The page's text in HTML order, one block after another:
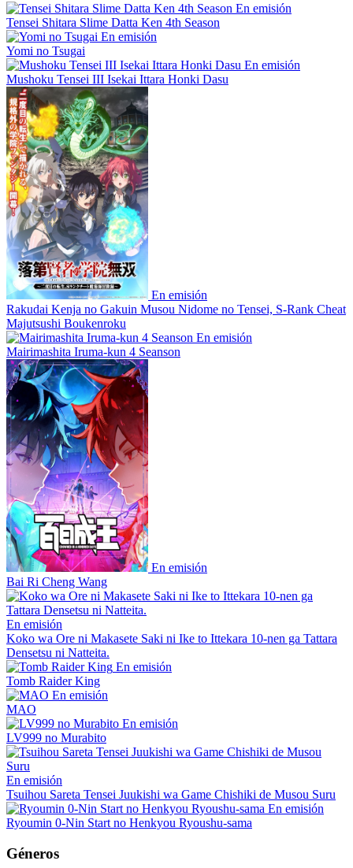
En emisión
Tensei Shitara Slime Datta Ken 4th Season
En emisión
Yomi no Tsugai
En emisión
Mushoku Tensei III Isekai Ittara Honki Dasu
En emisión
Rakudai Kenja no Gakuin Musou Nidome no Tensei, S-Rank Cheat
Majutsushi Boukenroku
En emisión
Mairimashita Iruma-kun 4 Seanson
En emisión
Bai Ri Cheng Wang
En emisión
Koko wa Ore ni Makasete Saki ni Ike to Ittekara 10-nen ga Tattara
Densetsu ni Natteita.
En emisión
Tomb Raider King
En emisión
MAO
En emisión
LV999 no Murabito
En emisión
Tsuihou Sareta Tensei Juukishi wa Game Chishiki de Musou Suru
En emisión
Ryoumin 0-Nin Start no Henkyou Ryoushu-sama
Géneros